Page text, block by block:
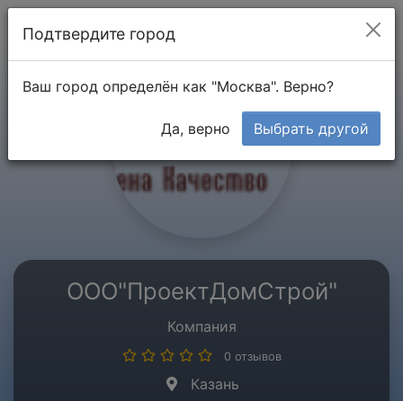
ООО"ПроектДомСтрой"
Компания
0 отзывов
Казань
Подтвердите город
Ваш город определён как "Москва". Верно?
Да, верно Выбрать другой